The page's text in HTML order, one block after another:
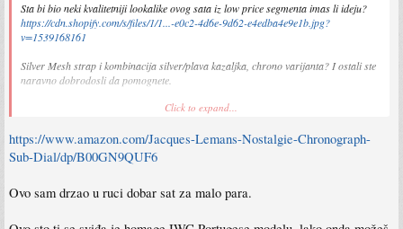
Sta bi bio neki kvalitetniji lookalike ovog sata iz low price segmenta imas li ideju?
https://cdn.shopify.com/s/files/1/1...-e0c2-4d6e-9d62-e4edba4e9e1b.jpg?
v=1539168161
Silver Mesh strap i kombinacija silver/plava kazaljka, chrono varijanta? I ostali ste
naravno dobrodosli da pomognete.
MVMT mi se cini 1 level iznad makar u kvaliteti izrade ali i to je i dalje crap.
Mogu li proci DW, Kapten&Son i te za nijansu skuplje varijante ili je i to i dalje
crap?
Click to expand...
https://www.amazon.com/Jacques-Lemans-Nostalgie-Chronograph-
Sub-Dial/dp/B00GN9QUF6
Ovo sam drzao u ruci dobar sat za malo para.